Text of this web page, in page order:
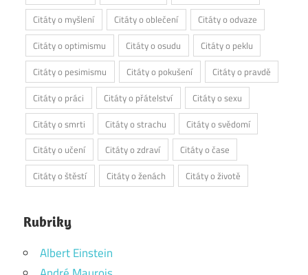
Citáty o myšlení
Citáty o oblečení
Citáty o odvaze
Citáty o optimismu
Citáty o osudu
Citáty o peklu
Citáty o pesimismu
Citáty o pokušení
Citáty o pravdě
Citáty o práci
Citáty o přátelství
Citáty o sexu
Citáty o smrti
Citáty o strachu
Citáty o svědomí
Citáty o učení
Citáty o zdraví
Citáty o čase
Citáty o štěstí
Citáty o ženách Citáty o životě
Rubriky
Albert Einstein